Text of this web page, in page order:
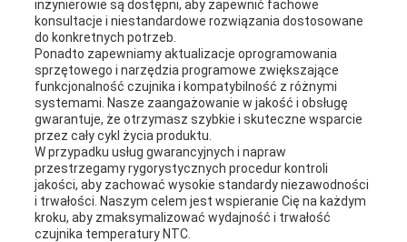
inżynierowie są dostępni, aby zapewnić fachowe
konsultacje i niestandardowe rozwiązania dostosowane
do konkretnych potrzeb.
Ponadto zapewniamy aktualizacje oprogramowania
sprzętowego i narzędzia programowe zwiększające
funkcjonalność czujnika i kompatybilność z różnymi
systemami. Nasze zaangażowanie w jakość i obsługę
gwarantuje, że otrzymasz szybkie i skuteczne wsparcie
przez cały cykl życia produktu.
W przypadku usług gwarancyjnych i napraw
przestrzegamy rygorystycznych procedur kontroli
jakości, aby zachować wysokie standardy niezawodności
i trwałości. Naszym celem jest wspieranie Cię na każdym
kroku, aby zmaksymalizować wydajność i trwałość
czujnika temperatury NTC.